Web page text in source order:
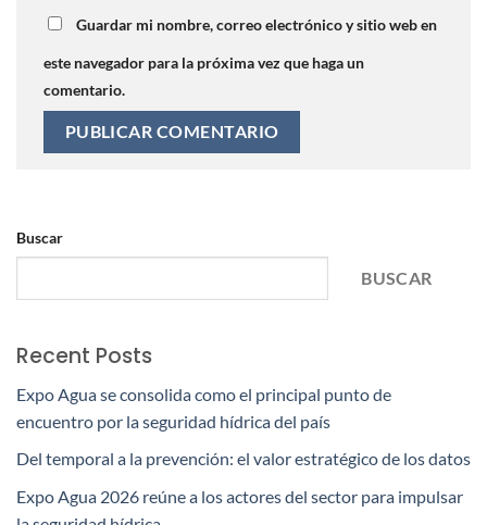
Guardar mi nombre, correo electrónico y sitio web en
este navegador para la próxima vez que haga un
comentario.
Buscar
BUSCAR
Recent Posts
Expo Agua se consolida como el principal punto de
encuentro por la seguridad hídrica del país
Del temporal a la prevención: el valor estratégico de los datos
Expo Agua 2026 reúne a los actores del sector para impulsar